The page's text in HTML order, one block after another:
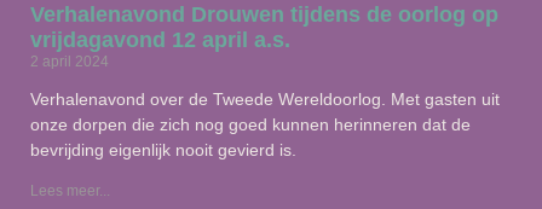
Verhalenavond Drouwen tijdens de oorlog op
vrijdagavond 12 april a.s.
2 april 2024
Verhalenavond over de Tweede Wereldoorlog. Met gasten uit
onze dorpen die zich nog goed kunnen herinneren dat de
bevrijding eigenlijk nooit gevierd is.
Lees meer...